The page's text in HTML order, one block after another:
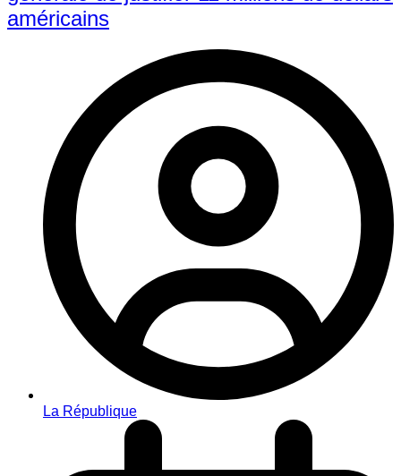
américains
La République